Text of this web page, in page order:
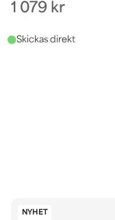
1 079 kr
NYHET